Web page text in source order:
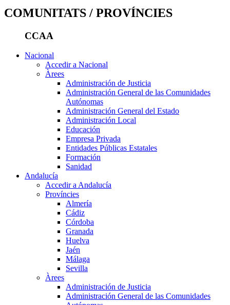
COMUNITATS / PROVÍNCIES
CCAA
Nacional
Accedir a Nacional
Àrees
Administración de Justicia
Administración General de las Comunidades
Autónomas
Administración General del Estado
Administración Local
Educación
Empresa Privada
Entidades Públicas Estatales
Formación
Sanidad
Andalucía
Accedir a Andalucía
Províncies
Almería
Cádiz
Córdoba
Granada
Huelva
Jaén
Málaga
Sevilla
Àrees
Administración de Justicia
Administración General de las Comunidades